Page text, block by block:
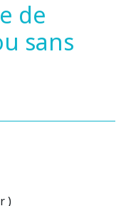
de
sans
)